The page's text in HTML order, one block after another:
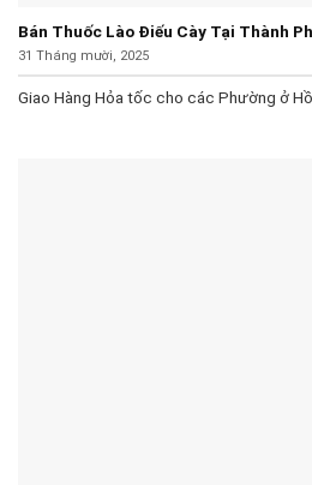
Bán Thuốc Lào Điếu Cày Tại Thành
31 Tháng mười, 2025
Giao Hàng Hỏa tốc cho các Phường ở Hồ